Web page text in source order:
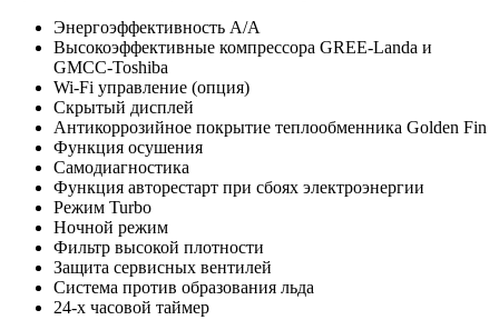
Энергоэффективность A/A
Высокоэффективные компрессора GREE-Landa и
GMCC-Toshiba
Wi-Fi управление (опция)
Скрытый дисплей
Антикоррозийное покрытие теплообменника Golden Fin
Функция осушения
Самодиагностика
Функция авторестарт при сбоях электроэнергии
Режим Turbo
Ночной режим
Фильтр высокой плотности
Защита сервисных вентилей
Система против образования льда
24-х часовой таймер